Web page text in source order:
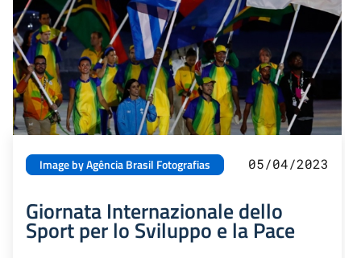
Image by Agência Brasil Fotografias 05/04/2023
Giornata Internazionale dello
Sport per lo Sviluppo e la Pace